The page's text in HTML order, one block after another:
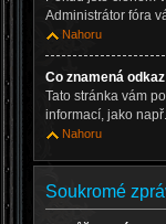
Administrátor fóra
Nahoru
Co znamená
Tato stránka vám
informací, jako
Nahoru
Soukromé